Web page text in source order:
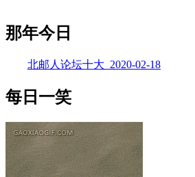
那年今日
北邮人论坛十大_2020-02-18
每日一笑